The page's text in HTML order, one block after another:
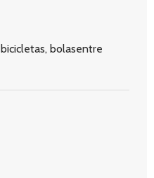
bolasentre